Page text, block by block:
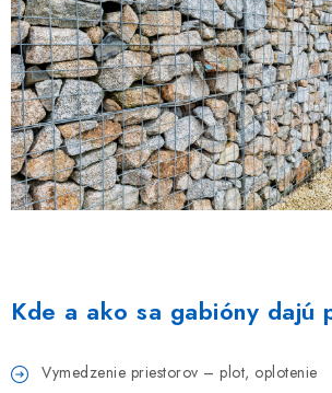
Formulár na odstúpenie od zmluvy
Kontakt
Kde a ako sa gabióny dajú
Vymedzenie priestorov – plot, oplotenie